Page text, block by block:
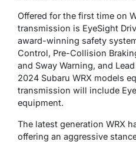
Offered for the first time on
transmission is EyeSight
award-winning safety
Control, Pre-Collision
and Sway Warning, and
2024 Subaru WRX models
transmission will include
equipment.
The latest generation WRX
offering an aggressive